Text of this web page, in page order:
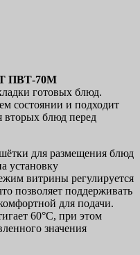
ПВТ‑70М
готовых блюд.
состоянии и подходит
вторых блюд перед
для размещения блюд
установку
витрины регулируется
позволяет поддерживать
для подачи.
60°С, при этом
значения